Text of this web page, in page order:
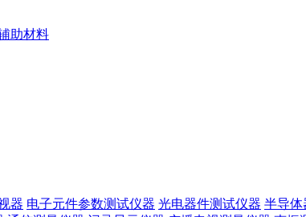
助材料
器 电子元件参数测试仪器 光电器件测试仪器 半导体